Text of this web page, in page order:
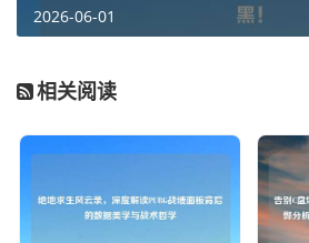
2026-06-01
相关阅读